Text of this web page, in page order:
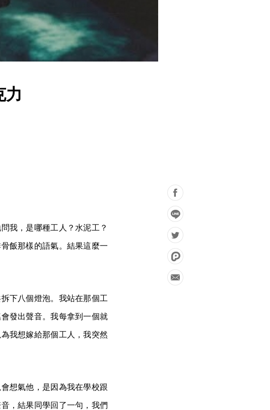
力
我，是哪種工人？水泥工？
飯那樣的語氣。結果這麼一
下八個燈泡。我站在那個工
發出聲音。我每拿到一個就
我想嫁給那個工人，我突然
想氣他，是因為我在學校跟
，結果同學回了一句，我們